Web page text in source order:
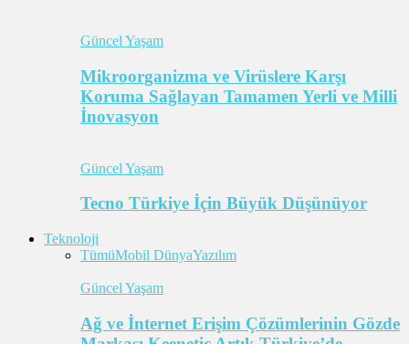
Güncel Yaşam
Mikroorganizma ve Virüslere Karşı
Koruma Sağlayan Tamamen Yerli ve Milli
İnovasyon
Güncel Yaşam
Tecno Türkiye İçin Büyük Düşünüyor
Teknoloji
TümüMobil DünyaYazılım
Güncel Yaşam
Ağ ve İnternet Erişim Çözümlerinin Gözde